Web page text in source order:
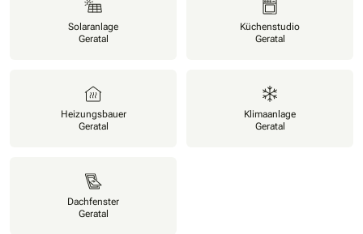
Solaranlage
Geratal
Küchenstudio
Geratal
Heizungsbauer
Geratal
Klimaanlage
Geratal
Dachfenster
Geratal